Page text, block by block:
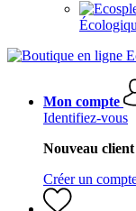
Mon compte
Identifiez-vous
Nouveau client
Créer un